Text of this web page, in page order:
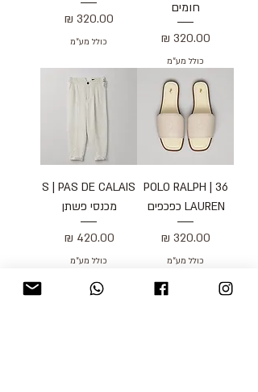
חומים
מחיר
כולל מע״מ
מחיר
כולל מע״מ
36 | POLO RALPH
LAUREN כפכפים
מחיר
כולל מע״מ
S | PAS DE CALAIS
מכנסי פשתן
מחיר
כולל מע״מ